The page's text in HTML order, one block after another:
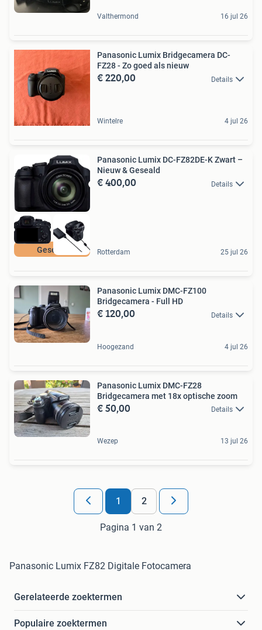
Valthermond 16 jul 26
Panasonic Lumix Bridgecamera DC-
FZ28 - Zo goed als nieuw
€ 220,00 Details
Wintelre 4 jul 26
Geseald
Panasonic Lumix DC-FZ82DE-K Zwart –
Nieuw & Geseald
€ 400,00 Details
Rotterdam 25 jul 26
Panasonic Lumix DMC-FZ100
Bridgecamera - Full HD
€ 120,00 Details
Hoogezand 4 jul 26
Panasonic Lumix DMC-FZ28
Bridgecamera met 18x optische zoom
€ 50,00 Details
Wezep 13 jul 26
1 2
Pagina 1 van 2
Panasonic Lumix FZ82 Digitale Fotocamera
Gerelateerde zoektermen
Populaire zoektermen